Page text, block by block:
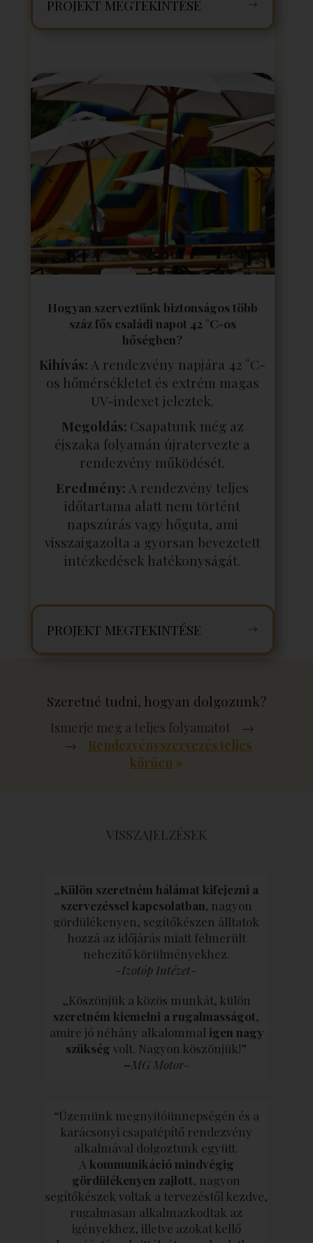
PROJEKT MEGTEKINTÉSE
Családi nap – 300 fő
Hogyan szerveztünk biztonságos több
száz fős családi napot 42 °C-os
hőségben?
Kihívás: A rendezvény napjára 42 °C-
os hőmérsékletet és extrém magas
UV-indexet jeleztek.
Megoldás: Csapatunk még az
éjszaka folyamán újratervezte a
rendezvény működését.
Eredmény: A rendezvény teljes
időtartama alatt nem történt
napszúrás vagy hőguta, ami
visszaigazolta a gyorsan bevezetett
intézkedések hatékonyságát.
PROJEKT MEGTEKINTÉSE
Szeretné tudni, hogyan dolgozunk?
Ismerje meg a teljes folyamatot →
→ Rendezvényszervezés teljes
körűen »
VISSZAJELZÉSEK
„Külön szeretném hálámat kifejezni a
szervezéssel kapcsolatban, nagyon
gördülékenyen, segítőkészen álltatok
hozzá az időjárás miatt felmerült
nehezítő körülményekhez.
-Izotóp Intézet-
„Köszönjük a közös munkát, külön
szeretném kiemelni a rugalmasságot,
amire jó néhány alkalommal igen nagy
szükség volt. Nagyon köszönjük!”
– MG Motor-
“Üzemünk megnyitóünnepségén és a
karácsonyi csapatépítő rendezvény
alkalmával dolgoztunk együtt.
A kommunikáció mindvégig
gördülékenyen zajlott, nagyon
segítőkészek voltak a tervezéstől kezdve,
rugalmasan alkalmazkodtak az
igényekhez, illetve azokat kellő